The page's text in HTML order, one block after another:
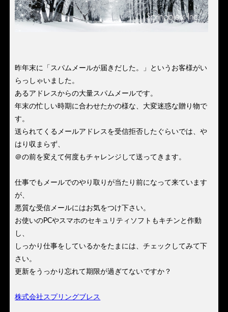
昨年末に「スパムメールが届きだした。」というお客様がい
らっしゃいました。
あるアドレスからの大量スパムメールです。
年末の忙しい時期に合わせたかの様な、大変迷惑な贈り物で
す。
送られてくるメールアドレスを受信拒否したぐらいでは、や
はり収まらず、
＠の前を変えて何度もチャレンジして送ってきます。
仕事でもメールでのやり取りが当たり前になって来ています
が、
悪質な受信メールにはお気をつけ下さい。
お使いのPCやスマホのセキュリティソフトもキチンと作動
し、
しっかり仕事をしているかをたまには、チェックしてみて下
さい。
更新をうっかり忘れて期限が過ぎてないですか？
株式会社スプリングブレス